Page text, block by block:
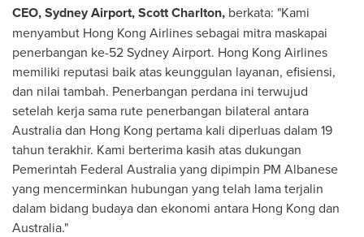
CEO,Sydney Airport,Scott Charlton, berkata: "Kami
menyambut Hong Kong Airlines sebagai mitra maskapai
penerbangan ke-52 Sydney Airport. Hong Kong Airlines
memiliki reputasi baik atas keunggulan layanan, efisiensi,
dan nilai tambah. Penerbangan perdana ini terwujud
setelah kerja sama rute penerbangan bilateral antara
Australiadan Hong Kong pertama kali diperluas dalam 19
tahun terakhir. Kami berterima kasih atas dukungan
Pemerintah Federal Australia yang dipimpin PM Albanese
yang mencerminkan hubungan yang telah lama terjalin
dalam bidang budaya dan ekonomi antara Hong Kong dan
Australia."